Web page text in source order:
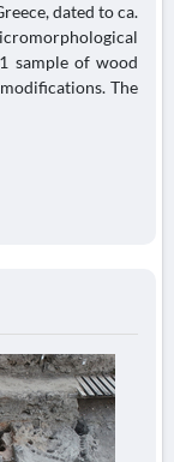
dated to ca.
sample of wood
The